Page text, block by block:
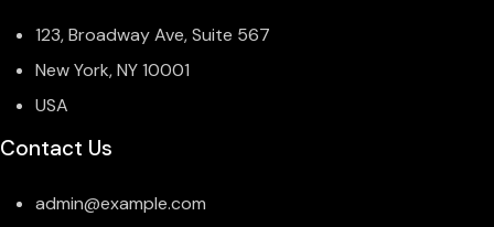
123, Broadway Ave, Suite 567
New York, NY 10001
USA
Contact Us
admin@example.com